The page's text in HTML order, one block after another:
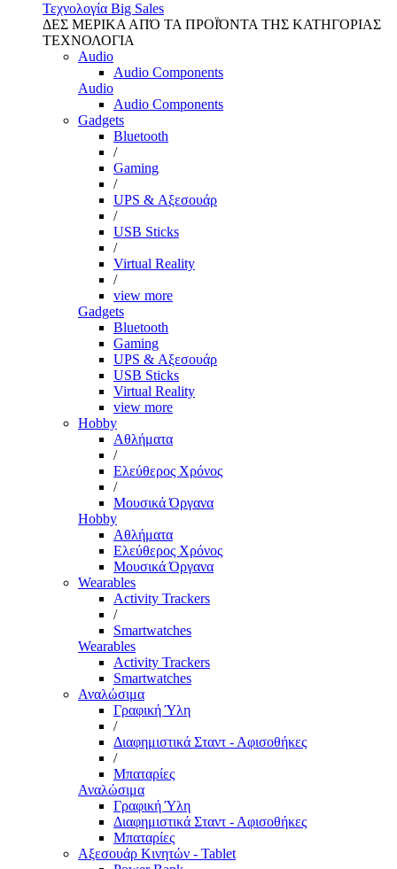
Τεχνολογία Big Sales
ΔΕΣ ΜΕΡΙΚΑ ΑΠΌ ΤΑ ΠΡΟΪΌΝΤΑ ΤΗΣ ΚΑΤΗΓΟΡΙΑΣ
ΤΕΧΝΟΛΟΓΙΑ
Audio
Audio Components
Audio
Audio Components
Gadgets
Bluetooth
/
Gaming
/
UPS & Αξεσουάρ
/
USB Sticks
/
Virtual Reality
/
view more
Gadgets
Bluetooth
Gaming
UPS & Αξεσουάρ
USB Sticks
Virtual Reality
view more
Hobby
Αθλήματα
/
Ελεύθερος Χρόνος
/
Μουσικά Όργανα
Hobby
Αθλήματα
Ελεύθερος Χρόνος
Μουσικά Όργανα
Wearables
Activity Trackers
/
Smartwatches
Wearables
Activity Trackers
Smartwatches
Αναλώσιμα
Γραφική Ύλη
/
Διαφημιστικά Σταντ - Αφισοθήκες
/
Μπαταρίες
Αναλώσιμα
Γραφική Ύλη
Διαφημιστικά Σταντ - Αφισοθήκες
Μπαταρίες
Αξεσουάρ Κινητών - Tablet